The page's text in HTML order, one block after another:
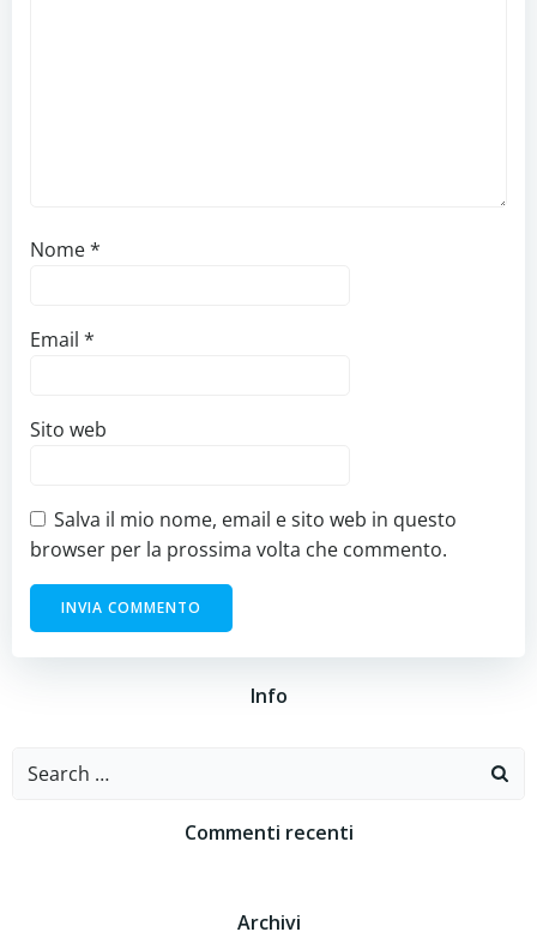
Nome*
Email *
Sito web
Salva il mio nome, email e sito web in questo
browser per la prossima volta che commento.
Info
Search
Commenti recenti
Archivi